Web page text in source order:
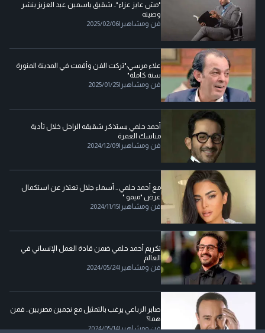
"مش عايز عزاء".. شقيق ياسمين عبد العزيز ينشر
وصيته
فن ومشاهير |
2025/02/06
علاء مرسي:"تركت الفن وأقمت في المدينة المنورة
سنة كاملة"
فن ومشاهير |
2025/01/25
أحمد حلمي يستذكر شقيقه الراحل خلال تأدية
مناسك العمرة
فن ومشاهير |
2024/12/09
مع أحمد حلمي .. أسماء جلال تعتذر عن استكمال
عرض "ميمو "
فن ومشاهير |
2024/11/15
تكريم أحمد حلمي ضمن قادة العمل الإنساني في
العالم
فن ومشاهير |
2024/05/24
صابر الرباعي يرغب بالتمثيل مع نجمين مصريين.. فمن
هما؟
فن ومشاهير|
2024/05/14